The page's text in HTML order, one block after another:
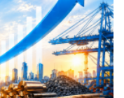
자사
정보
관리
회원
정보
관리